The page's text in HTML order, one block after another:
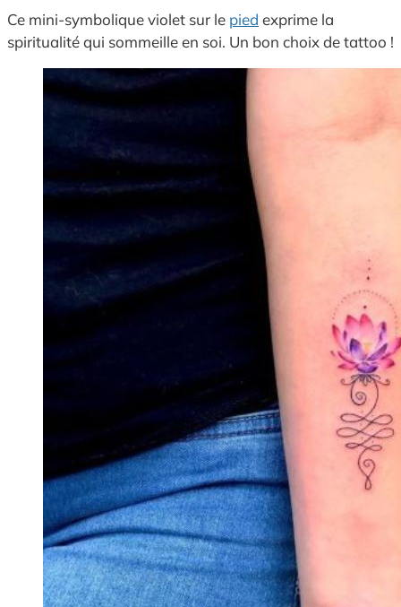
Ce mini-symbolique violet sur le pied exprime la
spiritualité qui sommeille en soi. Un bon choix de tattoo !